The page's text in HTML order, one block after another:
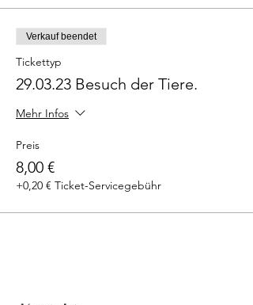
Verkauf beendet
Tickettyp
29.03.23 Besuch der Tiere.
Mehr Infos
Preis
8,00 €
+0,20 € Ticket-Servicegebühr